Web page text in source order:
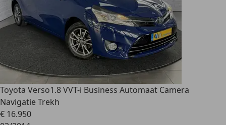
Toyota Verso1.8 VVT-i Business Automaat Camera
Navigatie Trekh
€ 16.950